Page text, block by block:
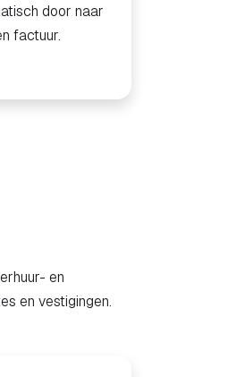
door naar
factuur.
en
en vestigingen.